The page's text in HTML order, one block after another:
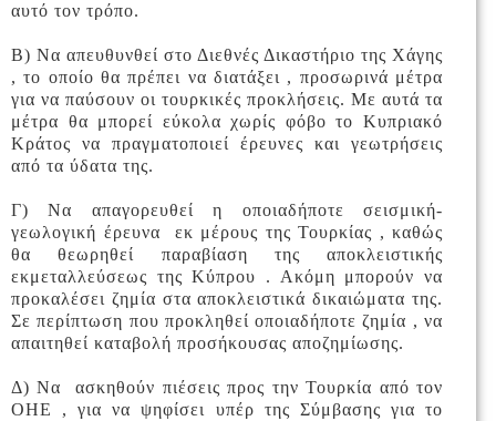
αυτό τον τρόπο.
Β) Να απευθυνθεί στο Διεθνές Δικαστήριο της Χάγης
, το οποίο θα πρέπει να διατάξει , προσωρινά μέτρα
για να παύσουν οι τουρκικές προκλήσεις. Με αυτά τα
μέτρα θα μπορεί εύκολα χωρίς φόβο το Κυπριακό
Κράτος να πραγματοποιεί έρευνες και γεωτρήσεις
από τα ύδατα της.
Γ) Να απαγορευθεί η οποιαδήποτε σεισμική-
γεωλογική έρευνα εκ μέρους της Τουρκίας , καθώς
θα θεωρηθεί παραβίαση της αποκλειστικής
εκμεταλλεύσεως της Κύπρου . Ακόμη μπορούν να
προκαλέσει ζημία στα αποκλειστικά δικαιώματα της.
Σε περίπτωση που προκληθεί οποιαδήποτε ζημία , να
απαιτηθεί καταβολή προσήκουσας αποζημίωσης.
Δ) Να ασκηθούν πιέσεις προς την Τουρκία από τον
ΟΗΕ , για να ψηφίσει υπέρ της Σύμβασης για το